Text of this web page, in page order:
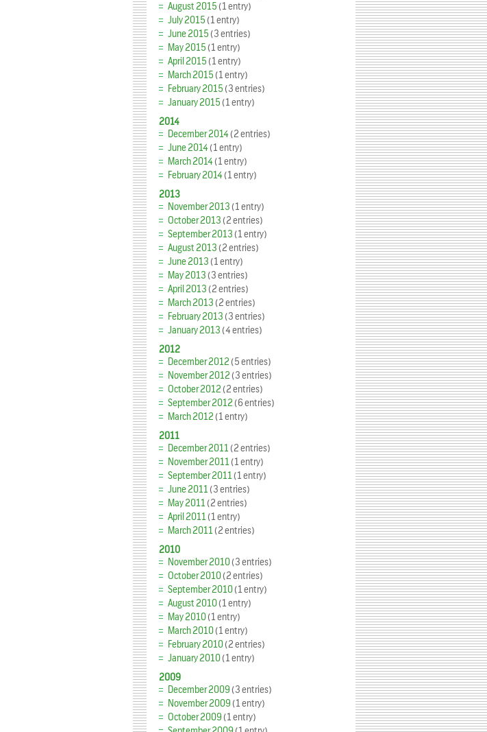
August 2015(1 entry)
July 2015(1 entry)
June 2015(3 entries)
May 2015(1 entry)
April 2015(1 entry)
March 2015(1 entry)
February 2015(3 entries)
January 2015(1 entry)
2014
December 2014(2 entries)
June 2014(1 entry)
March 2014(1 entry)
February 2014(1 entry)
2013
November 2013(1 entry)
October 2013(2 entries)
September 2013(1 entry)
August 2013(2 entries)
June 2013(1 entry)
May 2013(3 entries)
April 2013(2 entries)
March 2013(2 entries)
February 2013(3 entries)
January 2013(4 entries)
2012
December 2012(5 entries)
November 2012(3 entries)
October 2012(2 entries)
September 2012(6 entries)
March 2012(1 entry)
2011
December 2011(2 entries)
November 2011(1 entry)
September 2011(1 entry)
June 2011(3 entries)
May 2011(2 entries)
April 2011(1 entry)
March 2011(2 entries)
2010
November 2010(3 entries)
October 2010(2 entries)
September 2010(1 entry)
August 2010(1 entry)
May 2010(1 entry)
March 2010(1 entry)
February 2010(2 entries)
January 2010(1 entry)
2009
December 2009(3 entries)
November 2009(1 entry)
October 2009(1 entry)